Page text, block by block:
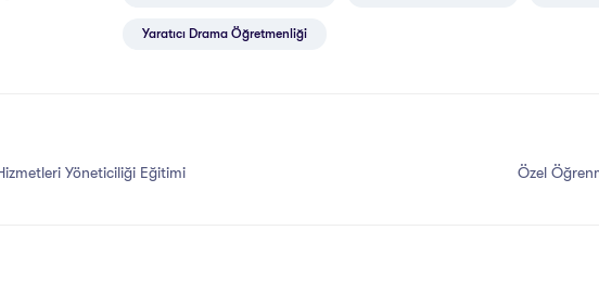
Yaratıcı Drama Öğretmenliği
Yöneticiliği Eğitimi Özel